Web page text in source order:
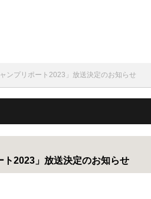
ンプリポート2023」放送決定のお知らせ
2023」放送決定のお知らせ